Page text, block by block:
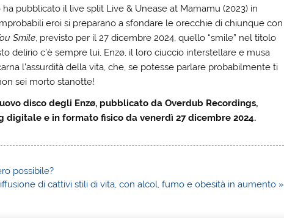
pubblicato il live split Live & Unease at Mamamu (2023) in
eroi si preparano a sfondare le orecchie di chiunque con
Smile, previsto per il 27 dicembre 2024, quello “smile” nel titolo
delirio c’è sempre lui, Enzø, il loro ciuccio interstellare e musa
l’assurdità della vita, che, se potesse parlare probabilmente ti
sei morto stanotte!
disco degli Enzø, pubblicato da Overdub Recordings,
e in formato fisico da venerdì 27 dicembre 2024.
possibile?
di cattivi stili di vita, con alcol, fumo e obesità in aumento »